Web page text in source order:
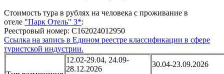
Стоимость тура в рублях на человека с проживание в
отеле "Парк Отель" 3*:
Реестровый номер: С162024012950
Ссылка на запись в Едином реестре классификации в сфере
туристской индустрии.
12.02-29.04, 24.09-
28.12.2026
30.04-23.09.2026